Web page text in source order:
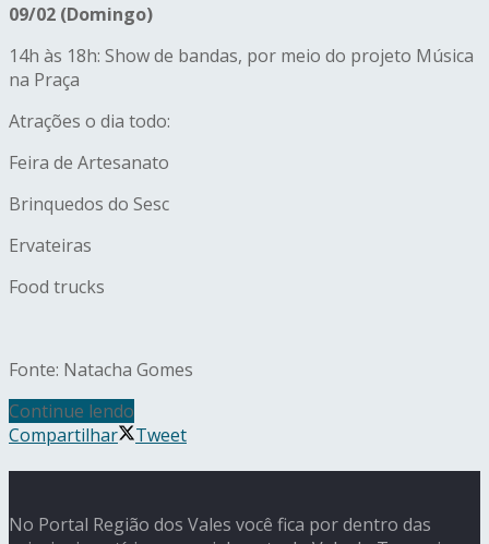
09/02 (Domingo)
14h às 18h: Show de bandas, por meio do projeto Música
na Praça
Atrações o dia todo:
Feira de Artesanato
Brinquedos do Sesc
Ervateiras
Food trucks
Fonte: Natacha Gomes
Continue lendo
Compartilhar
Tweet
No Portal Região dos Vales você fica por dentro das